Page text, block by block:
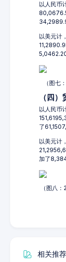
以人民币
以美元计
（图七
（四
以人民币
了
以美元计
加了
（图八
相关推荐